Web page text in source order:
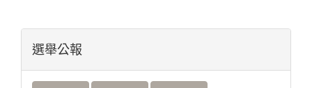
選舉公報